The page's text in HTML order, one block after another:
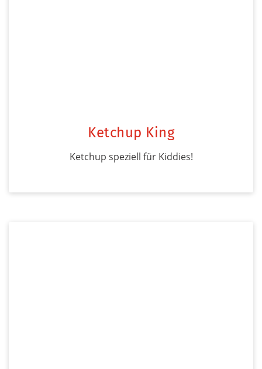
Ketchup King
Ketchup speziell für Kiddies!